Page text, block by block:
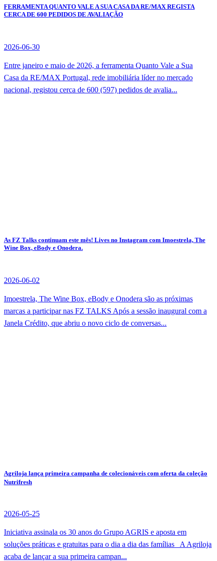
FERRAMENTA QUANTO VALE A SUA CASA DA RE/MAX REGISTA
CERCA DE 600 PEDIDOS DE AVALIAÇÃO
2026-06-30
Entre janeiro e maio de 2026, a ferramenta Quanto Vale a Sua
Casa da RE/MAX Portugal, rede imobiliária líder no mercado
nacional, registou cerca de 600 (597) pedidos de avalia...
As FZ Talks continuam este mês! Lives no Instagram com Imoestrela, The
Wine Box, eBody e Onodera.
2026-06-02
Imoestrela, The Wine Box, eBody e Onodera são as próximas
marcas a participar nas FZ TALKS Após a sessão inaugural com a
Janela Crédito, que abriu o novo ciclo de conversas...
Agriloja lança primeira campanha de colecionáveis com oferta da coleção
Nutrifresh
2026-05-25
Iniciativa assinala os 30 anos do Grupo AGRIS e aposta em
soluções práticas e gratuitas para o dia a dia das famílias A Agriloja
acaba de lançar a sua primeira campan...